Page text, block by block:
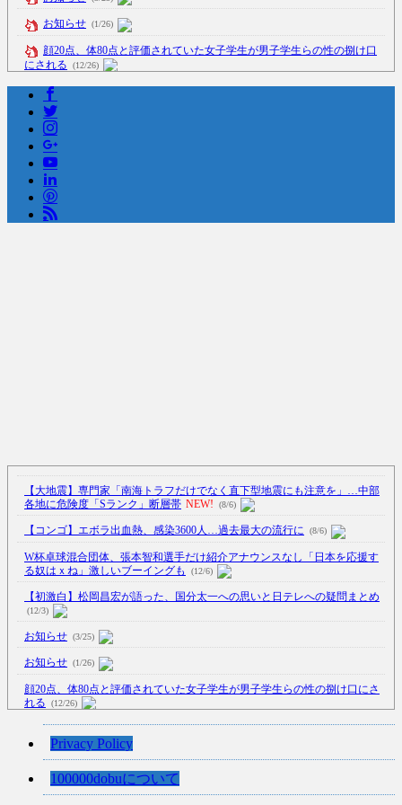
お知らせ (1/26)
顔20点、体80点と評価されていた女子学生が男子学生らの性の捌け口
にされる
(12/26)
【中国】処理水の問題化狙うも不発？ASEAN関連会合で賛同広がらず
(7/13)
Powered by livedoor 相互RSS
【大地震】専門家「南海トラフだけでなく直下型地震にも注意を」…中部
各地に危険度「Sランク」断層帯 NEW! (8/6)
【コンゴ】エボラ出血熱、感染3600人…過去最大の流行に (8/6)
W杯卓球混合団体、張本智和選手だけ紹介アナウンスなし「日本を応援す
る奴はｘね」激しいブーイングも
(12/6)
【初激白】松岡昌宏が語った、国分太一への思いと日テレへの疑問まとめ
(12/3)
お知らせ (3/25)
お知らせ (1/26)
顔20点、体80点と評価されていた女子学生が男子学生らの性の捌け口にさ
れる
(12/26)
【中国】処理水の問題化狙うも不発？ASEAN関連会合で賛同広がらず
(7/13)
【韓国】54.1％「IAEA報告書を信用しない」
Privacy Policy
100000dobuについて